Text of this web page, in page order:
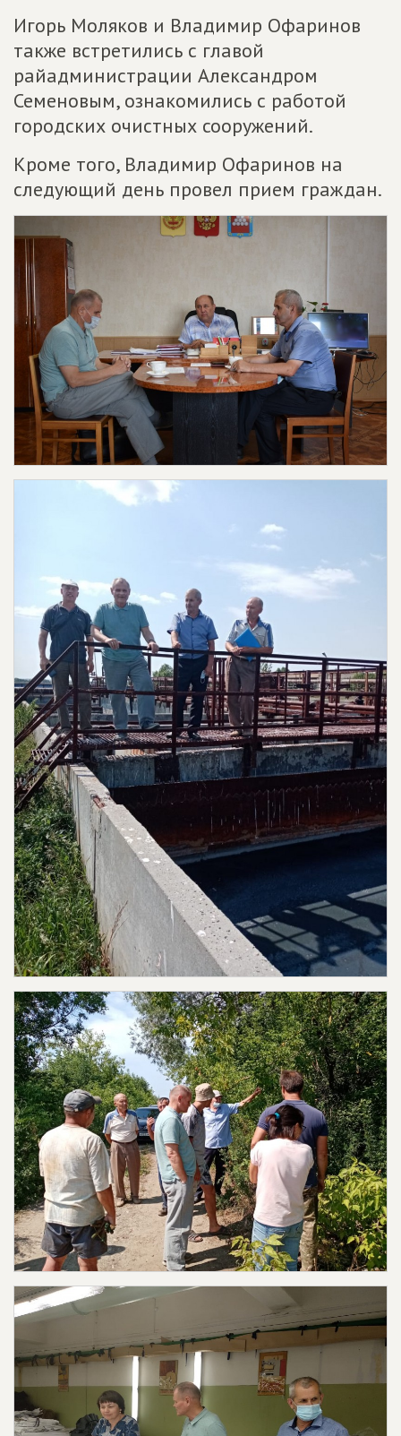
Игорь Моляков и Владимир Офаринов
также встретились с главой
райадминистрации Александром
Семеновым, ознакомились с работой
городских очистных сооружений.
Кроме того, Владимир Офаринов на
следующий день провел прием граждан.